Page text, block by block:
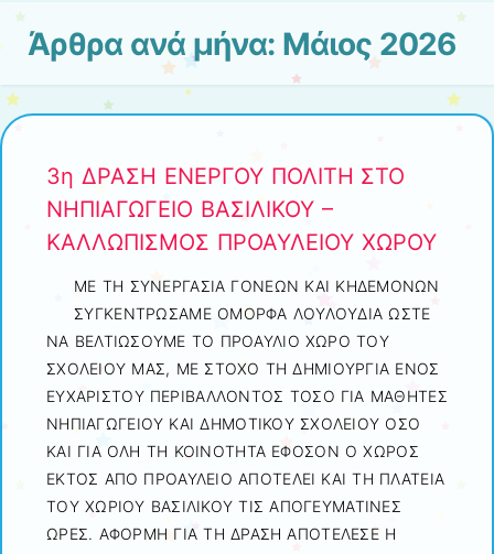
Άρθρα ανά μήνα: Μάιος 2026
3η ΔΡΑΣΗ ΕΝΕΡΓΟΥ ΠΟΛΙΤΗ ΣΤΟ
ΝΗΠΙΑΓΩΓΕΙΟ ΒΑΣΙΛΙΚΟΥ –
ΚΑΛΛΩΠΙΣΜΟΣ ΠΡΟΑΥΛΕΙΟΥ ΧΩΡΟΥ
ΜΕ ΤΗ ΣΥΝΕΡΓΑΣΙΑ ΓΟΝΕΩΝ ΚΑΙ ΚΗΔΕΜΟΝΩΝ
ΣΥΓΚΕΝΤΡΩΣΑΜΕ ΟΜΟΡΦΑ ΛΟΥΛΟΥΔΙΑ ΩΣΤΕ
ΝΑ ΒΕΛΤΙΩΣΟΥΜΕ ΤΟ ΠΡΟΑΥΛΙΟ ΧΩΡΟ ΤΟΥ
ΣΧΟΛΕΙΟΥ ΜΑΣ, ΜΕ ΣΤΟΧΟ ΤΗ ΔΗΜΙΟΥΡΓΙΑ ΕΝΟΣ
ΕΥΧΑΡΙΣΤΟΥ ΠΕΡΙΒΑΛΛΟΝΤΟΣ ΤΟΣΟ ΓΙΑ ΜΑΘΗΤΕΣ
ΝΗΠΙΑΓΩΓΕΙΟΥ ΚΑΙ ΔΗΜΟΤΙΚΟΥ ΣΧΟΛΕΙΟΥ ΟΣΟ
ΚΑΙ ΓΙΑ ΟΛΗ ΤΗ ΚΟΙΝΟΤΗΤΑ ΕΦΟΣΟΝ Ο ΧΩΡΟΣ
ΕΚΤΟΣ ΑΠΟ ΠΡΟΑΥΛΕΙΟ ΑΠΟΤΕΛΕΙ ΚΑΙ ΤΗ ΠΛΑΤΕΙΑ
ΤΟΥ ΧΩΡΙΟΥ ΒΑΣΙΛΙΚΟΥ ΤΙΣ ΑΠΟΓΕΥΜΑΤΙΝΕΣ
ΩΡΕΣ. ΑΦΟΡΜΗ ΓΙΑ ΤΗ ΔΡΑΣΗ ΑΠΟΤΕΛΕΣΕ Η